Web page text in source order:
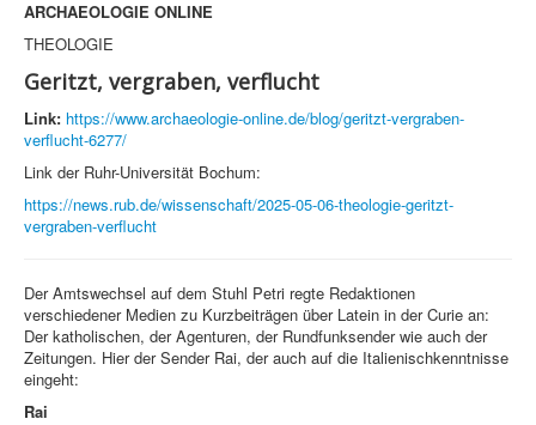
ARCHAEOLOGIE ONLINE
THEOLOGIE
Geritzt, vergraben, verflucht
Link: https://www.archaeologie-online.de/blog/geritzt-vergraben-
verflucht-6277/
Link der Ruhr-Universität Bochum:
https://news.rub.de/wissenschaft/2025-05-06-theologie-geritzt-
vergraben-verflucht
Der Amtswechsel auf dem Stuhl Petri regte Redaktionen
verschiedener Medien zu Kurzbeiträgen über Latein in der Curie an:
Der katholischen, der Agenturen, der Rundfunksender wie auch der
Zeitungen. Hier der Sender Rai, der auch auf die Italienischkenntnisse
eingeht:
Rai